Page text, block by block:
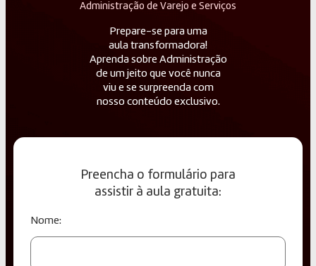
Administração de Varejo e Serviços
Prepare-se para uma
aula transformadora!
Aprenda sobre Administração
de um jeito que você nunca
viu e se surpreenda com
nosso conteúdo exclusivo.
Preencha o formulário para
assistir à aula gratuita:
Nome: